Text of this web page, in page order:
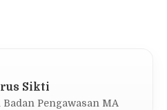
Sikti
Pengawasan MA